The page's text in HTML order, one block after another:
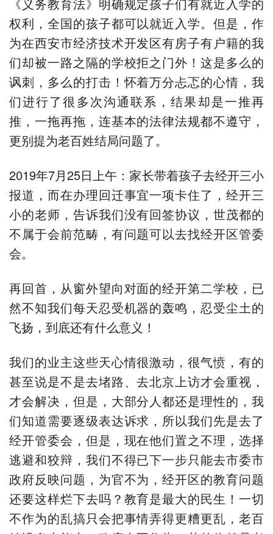
权利，全国的孩子都可以就近入学。但是，作
为在西安市经济技术开发区有房子有户籍的我
们却被一路之隔的学校拒之门外！这是多么的
讽刺，多么的打击！怀着万分忐忑的心情，我
们进行了很多次沟通联系，结果却是一推再
推，一拖再拖，连基本的法律法规都不遵守，
更别提为老百姓结局问题了。
2019年7月25日上午：家长带着孩子去经开三小
报道，而在办理回迁事宜一项卡住了，经开三
小的老师，告诉我们没有回签协议，世茂都的
不属于会前范畴，有问题可以去找经开区管委
会。
再回首，从窗外望向对面的经开第二学校，已
然不知我们每天忍受机器的轰鸣，忍受尘土的
飞扬，到底还有什么意义！
我们的业主这些天心情很激动，很气愤，有的
甚至说是不是去堵路、去北京上访才会重视，
才会解决，但是，大部分人都还是理性的，我
们知道需要逐级表达诉求，所以我们先是去了
经开管委会，但是，现在他们置之不理，选择
逃避和狡辩，我们不得已下一步只能去市委市
政府反映问题，为官不为，经开区的教育问题
还要这样烂下去吗？教育是最大的民生！一切
不作为的乱搞只会把事情弄得更糟更乱，老百